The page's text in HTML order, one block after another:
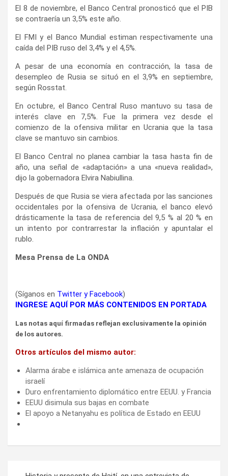
El 8 de noviembre, el Banco Central pronosticó que el PIB
se contraería un 3,5% este año.
El FMI y el Banco Mundial estiman respectivamente una
caída del PIB ruso del 3,4% y el 4,5%.
A pesar de una economía en contracción, la tasa de
desempleo de Rusia se situó en el 3,9% en septiembre,
según Rosstat.
En octubre, el Banco Central Ruso mantuvo su tasa de
interés clave en 7,5%. Fue la primera vez desde el
comienzo de la ofensiva militar en Ucrania que la tasa
clave se mantuvo sin cambios.
El Banco Central no planea cambiar la tasa hasta fin de
año, una señal de «adaptación» a una «nueva realidad»,
dijo la gobernadora Elvira Nabiullina.
Después de que Rusia se viera afectada por las sanciones
occidentales por la ofensiva de Ucrania, el banco elevó
drásticamente la tasa de referencia del 9,5 % al 20 % en
un intento por contrarrestar la inflación y apuntalar el
rublo.
Mesa Prensa de La ONDA
(Síganos en Twitter yFacebook)
INGRESE AQUÍ POR MÁS CONTENIDOS EN PORTADA
Las notas aquí firmadas reflejan exclusivamente la opinión
de los autores.
Otros artículos del mismo autor:
Alarma árabe e islámica ante amenaza de ocupación
israelí
Duro enfrentamiento diplomático entre EEUU. y Francia
EEUU disimula sus bajas en combate
El apoyo a Netanyahu es política de Estado en EEUU